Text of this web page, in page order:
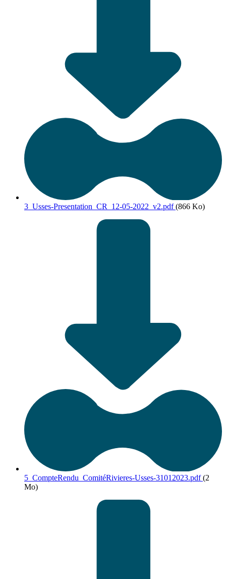
3_Usses-Presentation_CR_12-05-2022_v2.pdf (866 Ko)
5_CompteRendu_ComitéRivieres-Usses-31012023.pdf (2
Mo)